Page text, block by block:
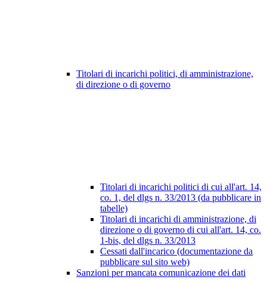
Titolari di incarichi politici, di amministrazione,
di direzione o di governo
Titolari di incarichi politici di cui all'art. 14,
co. 1, del dlgs n. 33/2013 (da pubblicare in
tabelle)
Titolari di incarichi di amministrazione, di
direzione o di governo di cui all'art. 14, co.
1-bis, del dlgs n. 33/2013
Cessati dall'incarico (documentazione da
pubblicare sul sito web)
Sanzioni per mancata comunicazione dei dati